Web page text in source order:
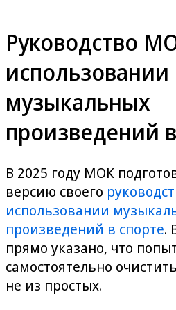
Руководство
использовании
музыкальных
произведений
В 2025 году МОК
версию своего
использовании
произведений в спорте.
прямо указано, что
самостоятельно
не из простых.